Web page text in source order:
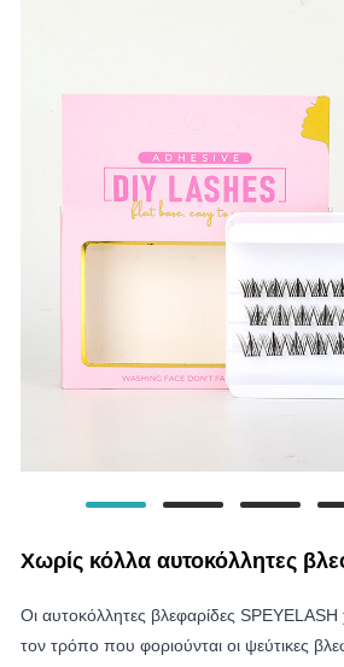
Χωρίς κόλλα αυτοκόλλητες
Οι αυτοκόλλητες βλεφαρίδες
τον τρόπο που φοριούνται οι ψεύτικες